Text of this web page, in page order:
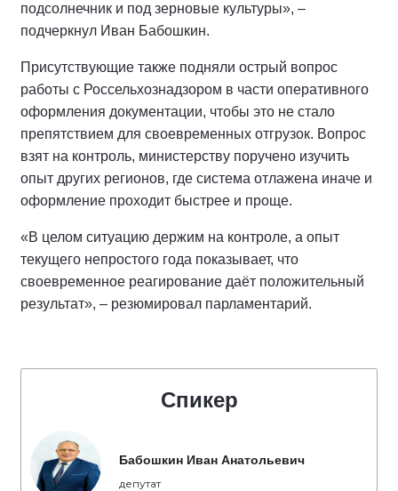
подсолнечник и под зерновые культуры», –
подчеркнул Иван Бабошкин.
Присутствующие также подняли острый вопрос
работы с Россельхознадзором в части оперативного
оформления документации, чтобы это не стало
препятствием для своевременных отгрузок. Вопрос
взят на контроль, министерству поручено изучить
опыт других регионов, где система отлажена иначе и
оформление проходит быстрее и проще.
«В целом ситуацию держим на контроле, а опыт
текущего непростого года показывает, что
своевременное реагирование даёт положительный
результат», – резюмировал парламентарий.
Спикер
Бабошкин Иван Анатольевич
депутат